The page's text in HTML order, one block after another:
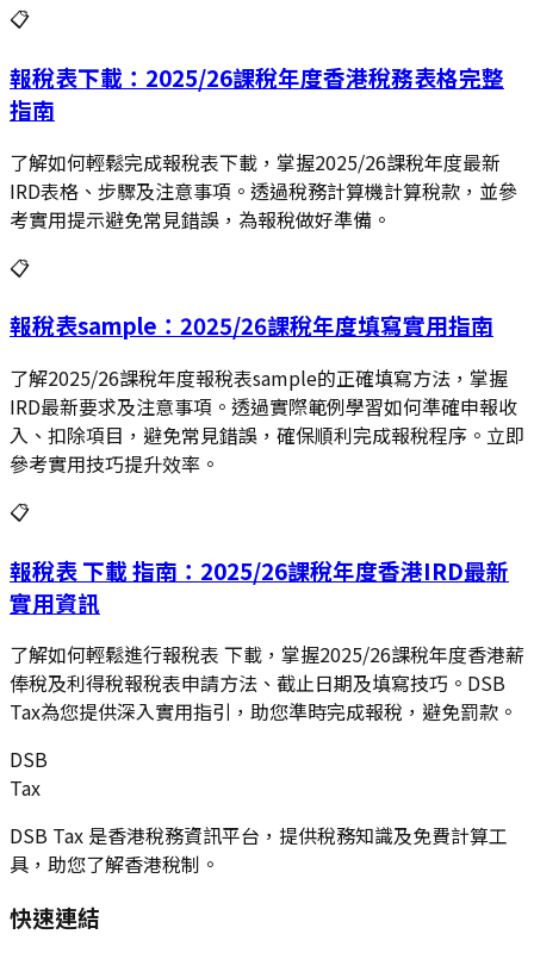
📋
報稅表下載：2025/26課稅年度香港稅務表格完整
指南
了解如何輕鬆完成報稅表下載，掌握2025/26課稅年度最新
IRD表格、步驟及注意事項。透過稅務計算機計算稅款，並參
考實用提示避免常見錯誤，為報稅做好準備。
📋
報稅表sample：2025/26課稅年度填寫實用指南
了解2025/26課稅年度報稅表sample的正確填寫方法，掌握
IRD最新要求及注意事項。透過實際範例學習如何準確申報收
入、扣除項目，避免常見錯誤，確保順利完成報稅程序。立即
參考實用技巧提升效率。
📋
報稅表 下載 指南：2025/26課稅年度香港IRD最新
實用資訊
了解如何輕鬆進行報稅表 下載，掌握2025/26課稅年度香港薪
俸稅及利得稅報稅表申請方法、截止日期及填寫技巧。DSB
Tax為您提供深入實用指引，助您準時完成報稅，避免罰款。
DSB
Tax
DSB Tax 是香港稅務資訊平台，提供稅務知識及免費計算工
具，助您了解香港稅制。
快速連結